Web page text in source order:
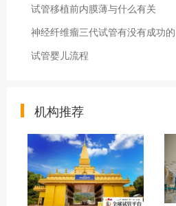
试管移植前内膜薄与什么有关
神经纤维瘤三代试管有没有成功的
试管婴儿流程
机构推荐